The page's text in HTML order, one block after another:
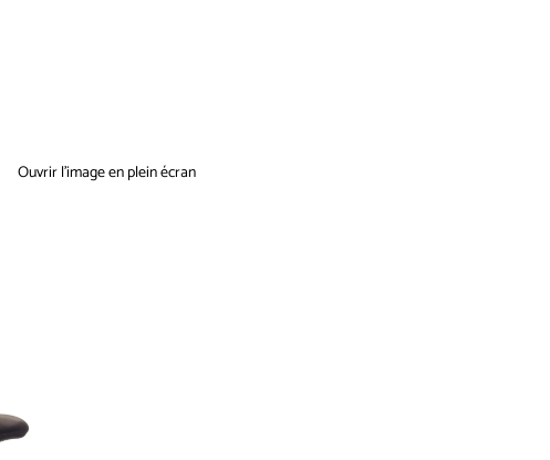
Ouvrir l’image en plein écran